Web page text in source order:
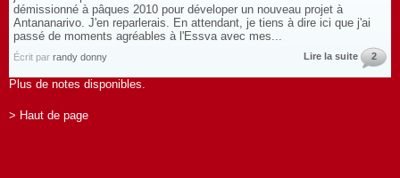
démissionné à pâques 2010 pour déveloper un nouveau projet à
Antananarivo. J'en reparlerais. En attendant, je tiens à dire ici que j'ai
passé de moments agréables à l'Essva avec mes...
Écrit par randy donny Lire la suite 2
Plus de notes disponibles.
> Haut de page